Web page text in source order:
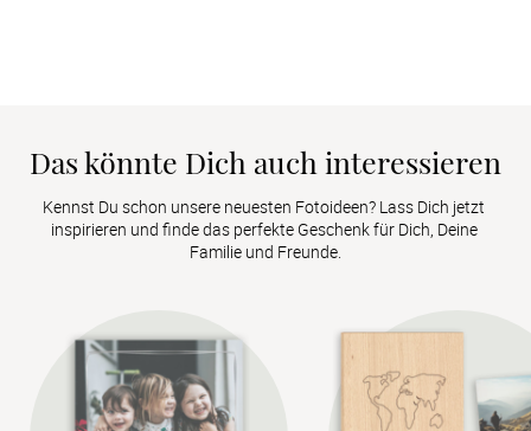
Das könnte Dich auch interessieren
Kennst Du schon unsere neuesten Fotoideen? Lass Dich jetzt
inspirieren und finde das perfekte Geschenk für Dich, Deine
Familie und Freunde.